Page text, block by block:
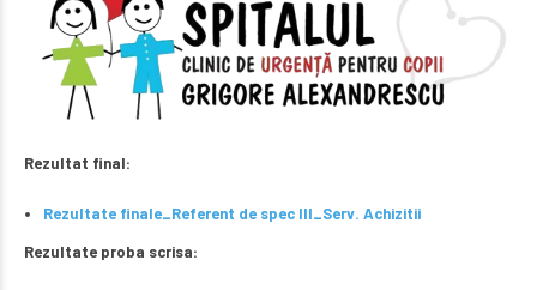
Rezultat final:
Rezultate finale_Referent de spec III_Serv. Achizitii
Rezultate proba scrisa: